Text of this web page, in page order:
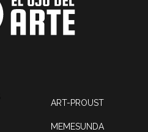
ART-PROUST
MEMESUNDA